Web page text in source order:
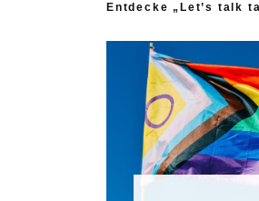
Entdecke „Let’s talk